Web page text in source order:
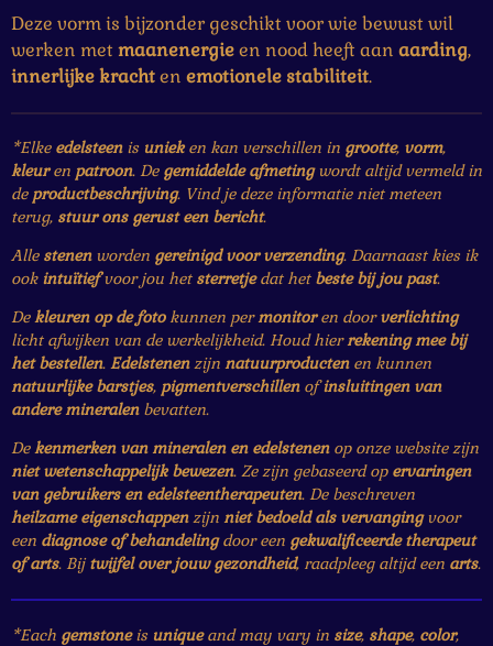
Deze vorm is bijzonder geschikt voor wie bewust wil
werken met maanenergieen nood heeft aan aarding,
innerlijke krachten emotionele stabiliteit.
*Elke edelsteenis unieken kan verschillen in grootte, vorm,
kleuren patroon. De gemiddelde afmetingwordt altijd vermeld in
de productbeschrijving. Vind je deze informatie niet meteen
terug, stuur ons gerust een bericht.
Alle stenenworden gereinigd voor verzending. Daarnaast kies ik
ook intuïtiefvoor jou het sterretjedat het beste bij jou past.
De kleuren op de fotokunnen permonitoren doorverlichting
licht afwijken van de werkelijkheid. Houd hierrekening mee bij
het bestellen. Edelstenenzijn natuurproductenen kunnen
natuurlijke barstjes, pigmentverschillenofinsluitingen van
andere mineralenbevatten.
De kenmerken van mineralen en edelstenenop onze website zijn
niet wetenschappelijk bewezen. Ze zijn gebaseerd op ervaringen
van gebruikers en edelsteentherapeuten. De beschreven
heilzame eigenschappenzijn niet bedoeld als vervangingvoor
een diagnose of behandelingdoor een gekwalificeerde therapeut
of arts. Bijtwijfel over jouw gezondheid, raadpleeg altijd een arts.
*Each gemstoneis uniqueand may vary in size, shape, color,